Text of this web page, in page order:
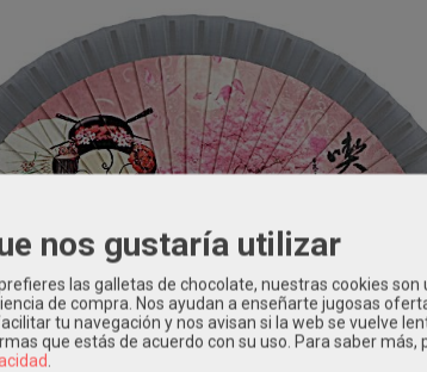
nos gustaría utilizar
las galletas de chocolate, nuestras cookies
de compra. Nos ayudan a enseñarte jugosas
tu navegación y nos avisan si la web se vuelve
que estás de acuerdo con su uso. Para saber más,
.